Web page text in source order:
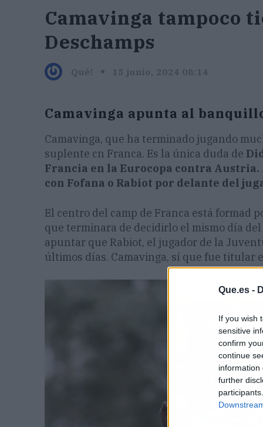
Que.es -
If you wish
sensitive
confirm
continue
information
further
Camavinga tampoco
Deschamps
Qué! 15 junio, 2024 08:14
Camavinga apunta al
Camavinga, que ha terminado jugando
suplente cn Franca. Es la única duda de
Francia en la Eurocopa contra
con Fofana o Rabiot por delante del
El centro del camp de Franca está formad
que terminara de decidirlo el mismo día
apuntar que Rabiot, el jugador de la
últimos días. Camavinga, sí que fue titular